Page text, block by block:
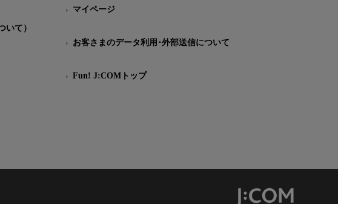
いて）
マイページ
お客さまのデータ利用･外部送信について
Fun! J:COMトップ